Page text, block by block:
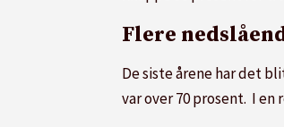
Flere
De siste årene har det
var over 70 prosent. I